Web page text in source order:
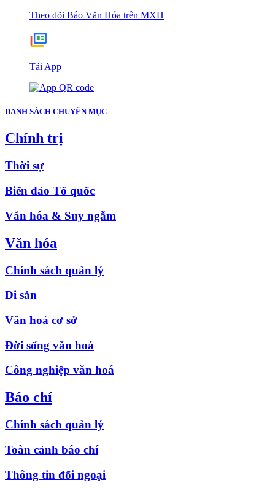
Theo dõi Báo Văn Hóa trên MXH
Tải App
DANH SÁCH CHUYÊN MỤC
Chính trị
Thời sự
Biển đảo Tổ quốc
Văn hóa & Suy ngẫm
Văn hóa
Chính sách quản lý
Di sản
Văn hoá cơ sở
Đời sống văn hoá
Công nghiệp văn hoá
Báo chí
Chính sách quản lý
Toàn cảnh báo chí
Thông tin đối ngoại